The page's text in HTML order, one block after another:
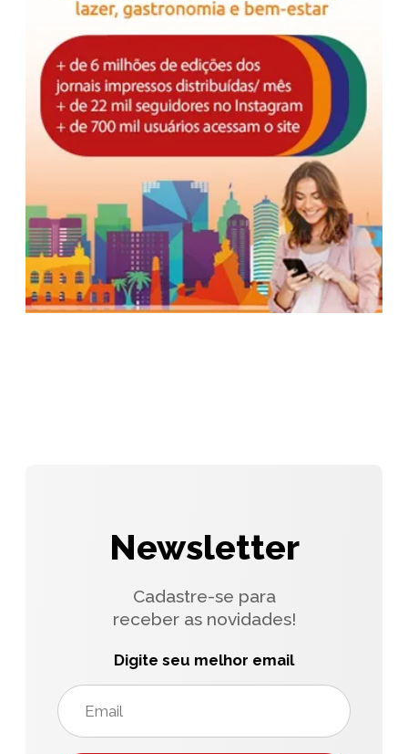
Newsletter
Cadastre-se para
receber as novidades!
Digite seu melhor email